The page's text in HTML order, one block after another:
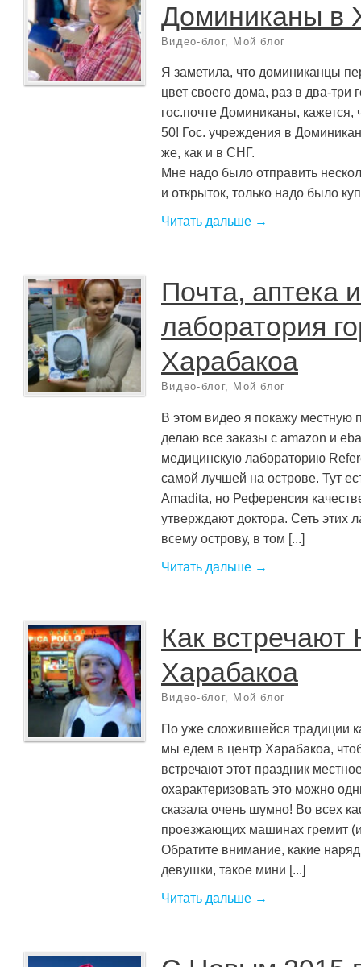
Доминиканы в
Видео-блог, Мой блог
Я заметила, что доминиканцы
цвет своего дома, раз в два-три
гос.почте Доминиканы, кажется,
50! Гос. учреждения в
же, как и в СНГ.
Мне надо было отправить
и открыток, только надо было
Читать дальше →
Почта, аптека и
лаборатория
Харабакоа
Видео-блог, Мой блог
В этом видео я покажу местную
делаю все заказы с amazon и
медицинскую лабораторию
самой лучшей на острове. Тут
Amadita, но Референсия
утверждают доктора. Сеть этих
всему острову, в том [...]
Читать дальше →
Как встречают
Харабакоа
Видео-блог, Мой блог
По уже сложившейся традиции
мы едем в центр Харабакоа,
встречают этот праздник
охарактеризовать это можно
сказала очень шумно! Во всех
проезжающих машинах гремит
Обратите внимание, какие
девушки, такое мини [...]
Читать дальше →